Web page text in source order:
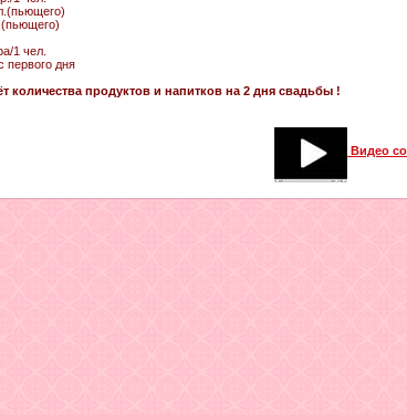
1 чел.
первого дня
количества продуктов и напитков на 2 дня свадьбы !
Видео